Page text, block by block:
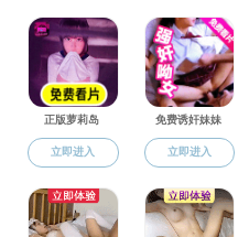
就业创业
下载专区
讲座信息
政策法规